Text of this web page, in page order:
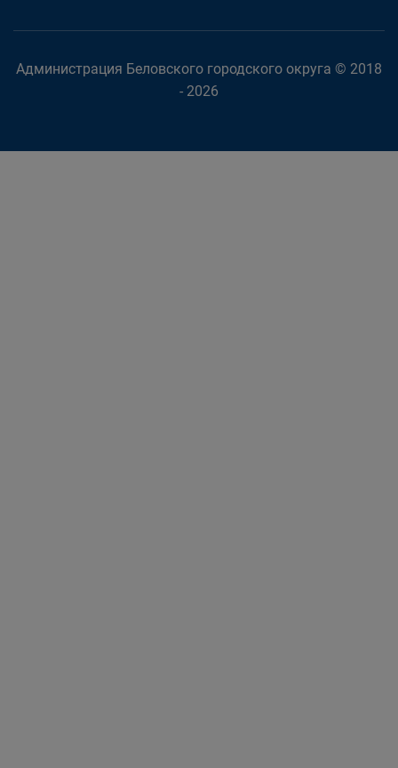
Администрация Беловского городского округа © 2018
- 2026